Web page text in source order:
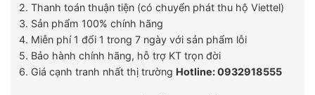
2. Thanh toán thuận tiện (có chuyển phát thu hộ Viettel)
3. Sản phẩm 100% chính hãng
4. Miễn phí 1 đổi 1 trong 7 ngày với sản phẩm lỗi
5. Bảo hành chính hãng, hỗ trợ KT trọn đời
6. Giá cạnh tranh nhất thị trường Hotline: 0932918555